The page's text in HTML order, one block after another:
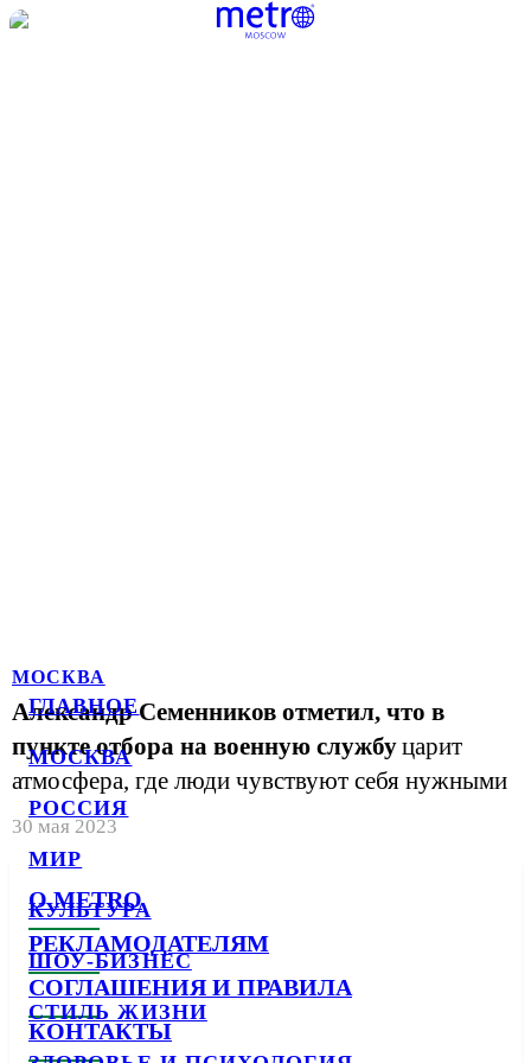
ГЛАВНОЕ
МОСКВА
РОССИЯ
МИР
КУЛЬТУРА
ШОУ-БИЗНЕС
СТИЛЬ ЖИЗНИ
МОСКВА
Александр Семенников отметил, что в
пункте отбора на военную службуцарит
атмосфера, где люди чувствуют себя нужными
30 мая 2023
О METRO
РЕКЛАМОДАТЕЛЯМ
СОГЛАШЕНИЯ И ПРАВИЛА
КОНТАКТЫ